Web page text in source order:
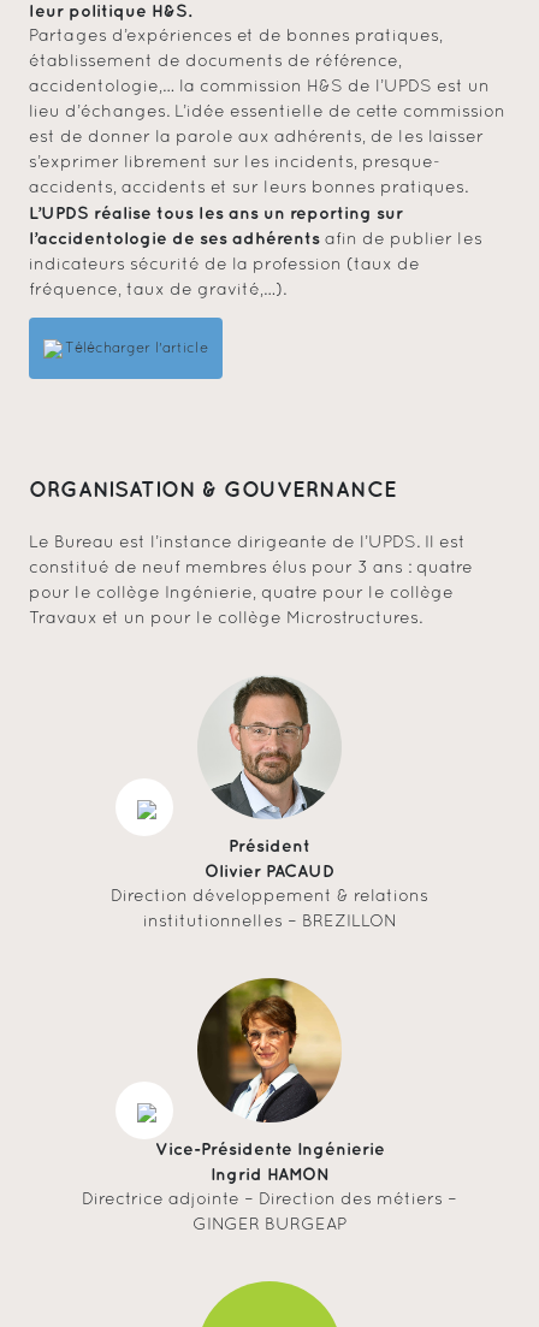
leur politique H&S.
Partages d’expériences et de bonnes pratiques,
établissement de documents de référence,
accidentologie,… la commission H&S de l’UPDS est un
lieu d’échanges. L’idée essentielle de cette commission
est de donner la parole aux adhérents, de les laisser
s’exprimer librement sur les incidents, presque-
accidents, accidents et sur leurs bonnes pratiques.
L’UPDS réalise tous les ans un reporting sur
l’accidentologie de ses adhérents afin de publier les
indicateurs sécurité de la profession (taux de
fréquence, taux de gravité,…).
Télécharger l'article
ORGANISATION & GOUVERNANCE
Le Bureau est l’instance dirigeante de l’UPDS. Il est
constitué de neuf membres élus pour 3 ans : quatre
pour le collège Ingénierie, quatre pour le collège
Travaux et un pour le collège Microstructures.
Président
Olivier PACAUD
Direction développement & relations
institutionnelles – BREZILLON
Vice-Présidente Ingénierie
Ingrid HAMON
Directrice adjointe – Direction des métiers –
GINGER BURGEAP